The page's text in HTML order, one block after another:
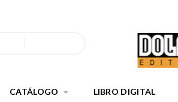
CATÁLOGO LIBRO DIGITAL